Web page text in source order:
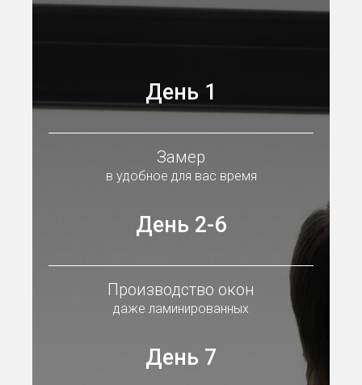
День 1
Замер
в удобное для вас время
День 2-6
Производство окон
даже ламинированных
День 7